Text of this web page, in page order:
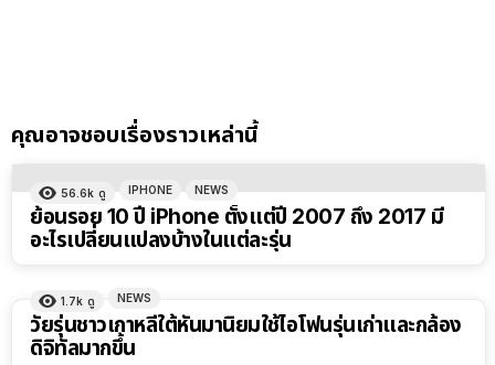
คุณอาจชอบเรื่องราวเหล่านี้
56.6k ดู IPHONE NEWS
ย้อนรอย 10 ปี iPhone ตั้งแต่ปี 2007 ถึง 2017 มี
อะไรเปลี่ยนแปลงบ้างในแต่ละรุ่น
1.7k ดู NEWS
วัยรุ่นชาวเกาหลีใต้หันมานิยมใช้ไอโฟนรุ่นเก่าและกล้อง
ดิจิทัลมากขึ้น